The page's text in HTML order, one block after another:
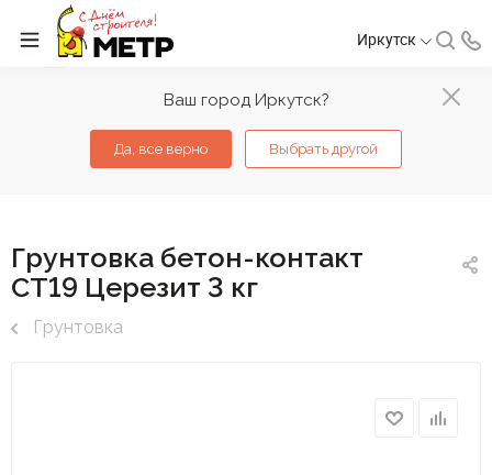
Ваш город Иркутск?
Да, все верно Выбрать другой
Иркутск
Грунтовка бетон-контакт
СТ19 Церезит 3 кг
Грунтовка